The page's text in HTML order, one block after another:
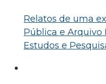
Relatos de uma
Pública e Arquivo
Estudos e